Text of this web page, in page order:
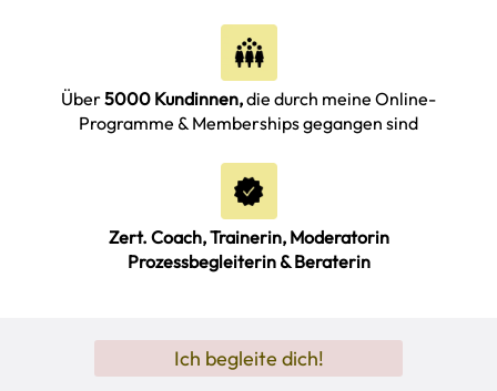
Über5000 Kundinnen,die durch meine Online-
Programme & Memberships gegangen sind
Zert. Coach, Trainerin, Moderatorin
Prozessbegleiterin & Beraterin
Ich begleite dich!